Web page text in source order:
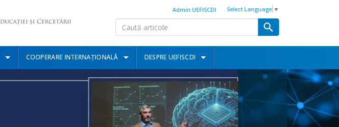
Select Language ▼
Admin UEFISCDI
COOPERARE INTERNAȚIONALĂ DESPRE UEFISCDI